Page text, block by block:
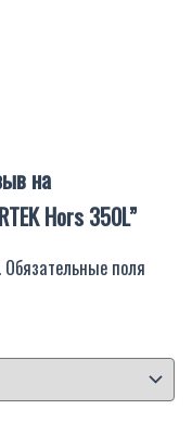
на
Hors 350L”
Обязательные поля